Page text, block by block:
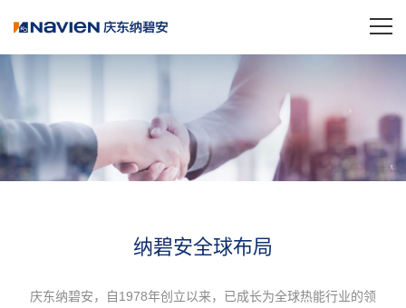
纳碧安全球布局
庆东纳碧安，自1978年创立以来，已成长为全球热能行业的领